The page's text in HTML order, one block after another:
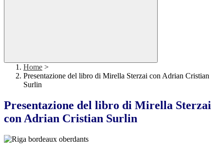
Home >
Presentazione del libro di Mirella Sterzai con Adrian Cristian
Surlin
Presentazione del libro di Mirella Sterzai
con Adrian Cristian Surlin